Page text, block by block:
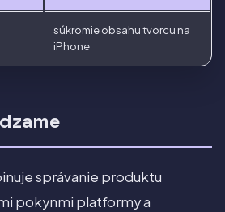
súkromie obsahu tvorcu na
iPhone
správanie produktu
pokynmi platformy a